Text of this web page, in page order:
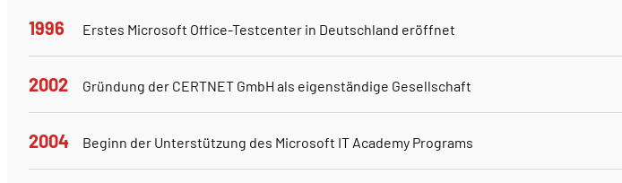
1996 Erstes Microsoft Office-Testcenter in Deutschland eröffnet
2002 Gründung der CERTNET GmbH als eigenständige Gesellschaft
2004 Beginn der Unterstützung des Microsoft IT Academy Programs